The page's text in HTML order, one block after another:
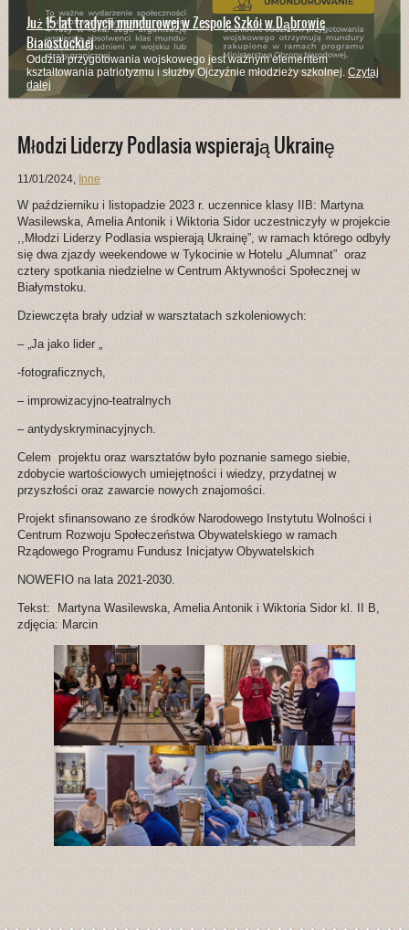
Już 15 lat tradycji mundurowej w Zespole Szkół w Dąbrowie
Białostockiej
Oddział przygotowania wojskowego jest ważnym elementem
kształtowania patriotyzmu i służby Ojczyźnie młodzieży szkolnej. Czytaj
dalej
Młodzi Liderzy Podlasia wspierają Ukrainę
11/01/2024, Inne
W październiku i listopadzie 2023 r. uczennice klasy IIB: Martyna
Wasilewska, Amelia Antonik i Wiktoria Sidor uczestniczyły w projekcie
,,Młodzi Liderzy Podlasia wspierają Ukrainę”, w ramach którego odbyły
się dwa zjazdy weekendowe w Tykocinie w Hotelu „Alumnat” oraz
cztery spotkania niedzielne w Centrum Aktywności Społecznej w
Białymstoku.
Dziewczęta brały udział w warsztatach szkoleniowych:
– „Ja jako lider „
-fotograficznych,
– improwizacyjno-teatralnych
– antydyskryminacyjnych.
Celem projektu oraz warsztatów było poznanie samego siebie,
zdobycie wartościowych umiejętności i wiedzy, przydatnej w
przyszłości oraz zawarcie nowych znajomości.
Projekt sfinansowano ze środków Narodowego Instytutu Wolności i
Centrum Rozwoju Społeczeństwa Obywatelskiego w ramach
Rządowego Programu Fundusz Inicjatyw Obywatelskich
NOWEFIO na lata 2021-2030.
Tekst: Martyna Wasilewska, Amelia Antonik i Wiktoria Sidor kl. II B,
zdjęcia: Marcin